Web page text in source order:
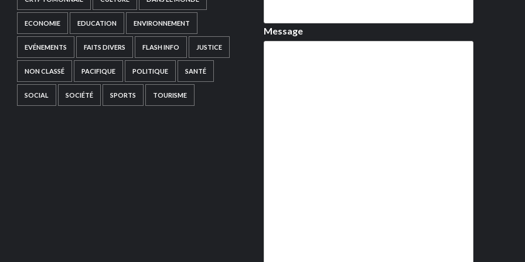
ECONOMIE EDUCATION ENVIRONNEMENT
EVÉNEMENTS FAITS DIVERS FLASH INFO JUSTICE
NON CLASSÉ PACIFIQUE POLITIQUE SANTÉ
SOCIAL SOCIÉTÉ SPORTS TOURISME
Message